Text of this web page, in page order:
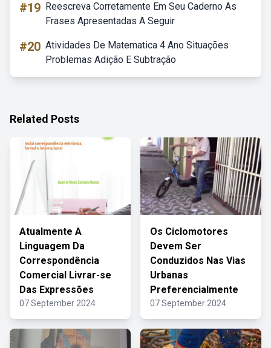
#19 Reescreva Corretamente Em Seu Caderno As
Frases Apresentadas A Seguir
#20 Atividades De Matematica 4 Ano Situações
Problemas Adição E Subtração
Related Posts
Atualmente A
Linguagem Da
Correspondência
Comercial Livrar-se
Das Expressões
07 September 2024
Os Ciclomotores
Devem Ser
Conduzidos Nas Vias
Urbanas
Preferencialmente
07 September 2024